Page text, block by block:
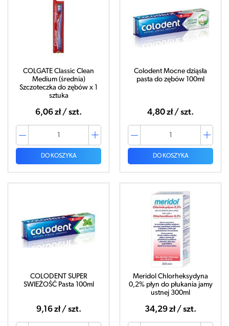
COLGATE Classic Clean
Medium (średnia)
Szczoteczka do zębów x 1
sztuka
6,06 zł / szt.
DO KOSZYKA
Colodent Mocne dziąsła
pasta do zębów 100ml
4,80 zł / szt.
DO KOSZYKA
COLODENT SUPER
SWIEŻOŚĆ Pasta 100ml
9,16 zł / szt.
Meridol Chlorheksydyna
0,2% płyn do płukania jamy
ustnej 300ml
34,29 zł / szt.